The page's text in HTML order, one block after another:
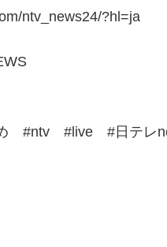
ntv_news24/?hl=ja
#ntv #live #日テレ